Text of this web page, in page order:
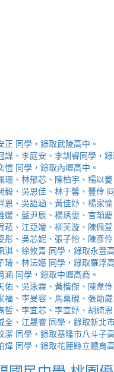
同學，錄取武陵高中。
、李庭安、李訓睿同學，
同學，錄取內壢高中。
、林郁芯、陳柏宇、楊以
、吳思佳、林于馨、豐伶
、吳語涵、黃佳妤、楊家
、藍尹辰、楊琇雯、官頡
、江亞嬡、柳芙漩、陳佩
、吳芯妮、張子怡、陳彥
、徐攸青 同學，錄取永豐
、林沄嬨 同學，錄取羅浮
同學，錄取中壢高商。
、吳泳霖、黃楷傑、陳韋
、李旻容、馬稟硯、張勛
、李宜芯、李宣妤、胡綺
、江晟睿 同學，錄取新北
同學，錄取基隆市八斗子
同學，錄取花蓮縣立體育